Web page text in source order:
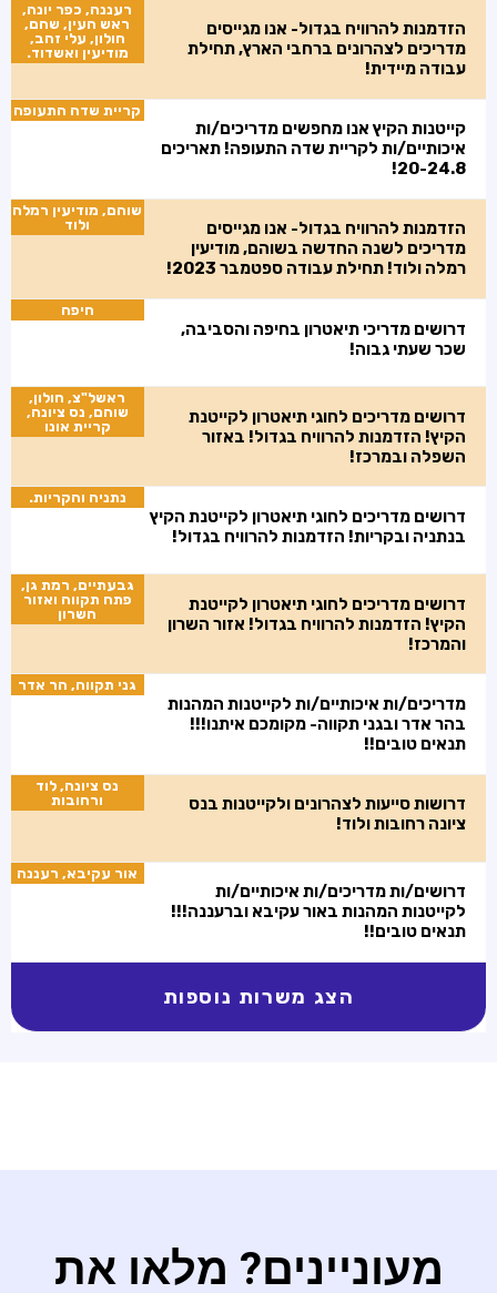
הזדמנות להרוויח בגדול- אנו מגייסים
מדריכים לצהרונים ברחבי הארץ, תחילת
עבודה מיידית!
רעננה, כפר יונה,
ראש העין, שהם,
חולון, עלי זהב,
מודיעין ואשדוד.
קייטנות הקיץ אנו מחפשים מדריכים/ות
איכותיים/ות לקריית שדה התעופה! תאריכים
20-24.8!
קריית שדה התעופה
הזדמנות להרוויח בגדול- אנו מגייסים
מדריכים לשנה החדשה בשוהם, מודיעין
רמלה ולוד! תחילת עבודה ספטמבר 2023!
שוהם, מודיעין רמלה
ולוד
דרושים מדריכי תיאטרון בחיפה והסביבה,
שכר שעתי גבוה!
חיפה
דרושים מדריכים לחוגי תיאטרון לקייטנת
הקיץ! הזדמנות להרוויח בגדול! באזור
השפלה ובמרכז!
ראשל"צ, חולון,
שוהם, נס ציונה,
קריית אונו
דרושים מדריכים לחוגי תיאטרון לקייטנת הקיץ
בנתניה ובקריות! הזדמנות להרוויח בגדול!
נתניה והקריות.
דרושים מדריכים לחוגי תיאטרון לקייטנת
הקיץ! הזדמנות להרוויח בגדול! אזור השרון
והמרכז!
גבעתיים, רמת גן,
פתח תקווה ואזור
השרון
מדריכים/ות איכותיים/ות לקייטנות המהנות
בהר אדר ובגני תקווה- מקומכם איתנו!!!
תנאים טובים!!
גני תקווה, הר אדר
דרושות סייעות לצהרונים ולקייטנות בנס
ציונה רחובות ולוד!
נס ציונה, לוד
ורחובות
דרושים/ות מדריכים/ות איכותיים/ות
לקייטנות המהנות באור עקיבא וברעננה!!!
תנאים טובים!!
אור עקיבא, רעננה
הצג משרות נוספות
מעוניינים? מלאו את